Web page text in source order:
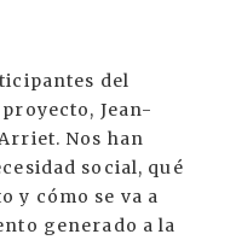
del
Jean-
Nos han
social, qué
y cómo se va a
generado a la